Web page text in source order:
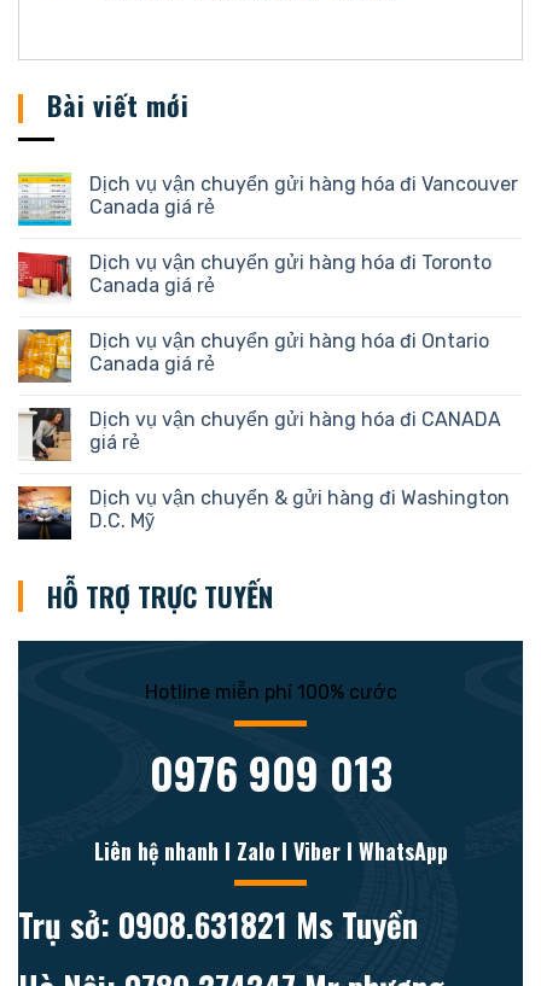
Bài viết mới
Dịch vụ vận chuyển gửi hàng hóa đi Vancouver
Canada giá rẻ
Dịch vụ vận chuyển gửi hàng hóa đi Toronto
Canada giá rẻ
Dịch vụ vận chuyển gửi hàng hóa đi Ontario
Canada giá rẻ
Dịch vụ vận chuyển gửi hàng hóa đi CANADA
giá rẻ
Dịch vụ vận chuyển & gửi hàng đi Washington
D.C. Mỹ
HỖ TRỢ TRỰC TUYẾN
Hotline miễn phí 100% cước
0976 909 013
Liên hệ nhanh l Zalo l Viber l WhatsApp
Trụ sở: 0908.631821 Ms Tuyền